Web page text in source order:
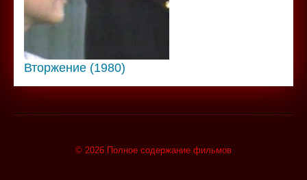
Вторжение (1980)
© 2026 Полное содержание фильмов